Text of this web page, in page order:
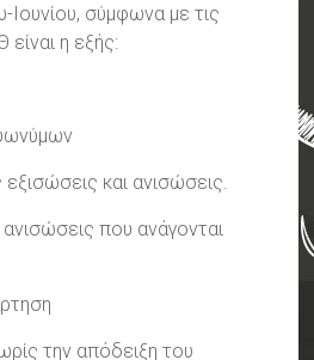
Ιουνίου, σύμφωνα με τις
η εξής:
και ανισώσεις.
που ανάγονται
την απόδειξη του